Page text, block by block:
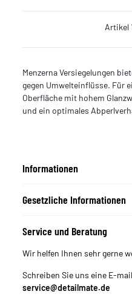
Artikel
Menzerna Versiegelungen
gegen Umwelteinflüsse. Für
Oberfläche mit hohem
und ein optimales
Informationen
Gesetzliche Informationen
Service und Beratung
Wir helfen Ihnen sehr gerne
Schreiben Sie uns eine E-
service@detailmate.de